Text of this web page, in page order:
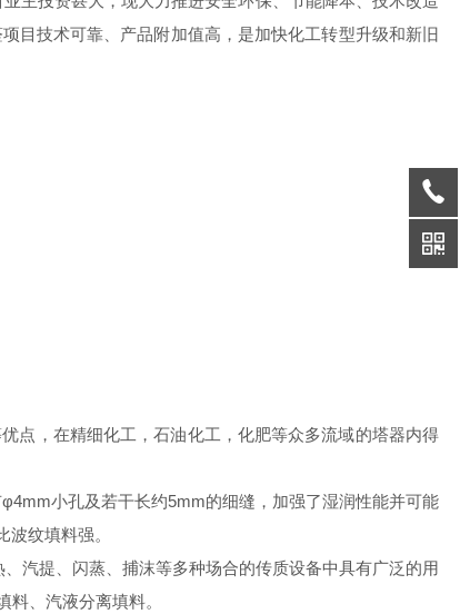
目技术可靠、产品附加值高，是加快化工转型升级和新旧
点，在精细化工，石油化工，化肥等众多流域的塔器内得
小孔及若干长约5mm的细缝，加强了湿润性能并可能
纹填料强。
汽提、闪蒸、捕沫等多种场合的传质设备中具有广泛的用
、汽液分离填料。